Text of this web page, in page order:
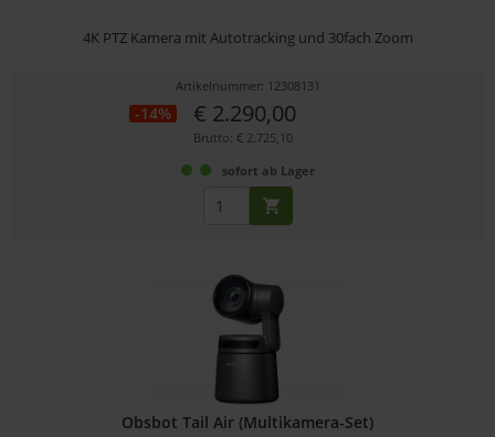
4K PTZ Kamera mit Autotracking und 30fach Zoom
Artikelnummer: 12308131
-14% € 2.290,00
Brutto: € 2.725,10
sofort ab Lager
Obsbot Tail Air (Multikamera-Set)